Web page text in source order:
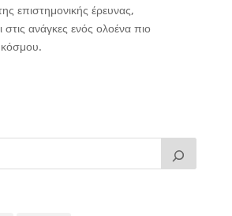
επιστημονικής έρευνας,
στις ανάγκες ενός ολοένα πιο
κόσμου.